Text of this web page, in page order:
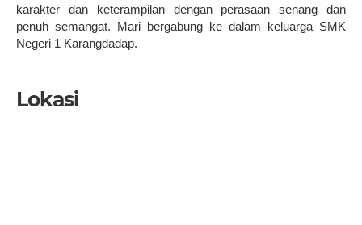
karakter dan keterampilan dengan perasaan senang dan
penuh semangat. Mari bergabung ke dalam keluarga SMK
Negeri 1 Karangdadap.
Lokasi